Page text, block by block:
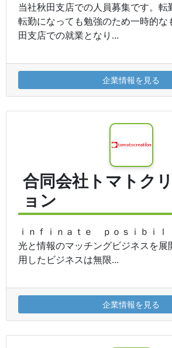
当社秋田支店での人員募集です。転
転勤になっても勉強のため一時的な
田支店での就業となり...
企業情報を見る
合同会社トマトク
ョン
ｉｎｆｉｎａｔｅ ｐｏｓｉｂｉｌ
光と情報のマッチングビジネスを展
用したビジネスは無限...
企業情報を見る